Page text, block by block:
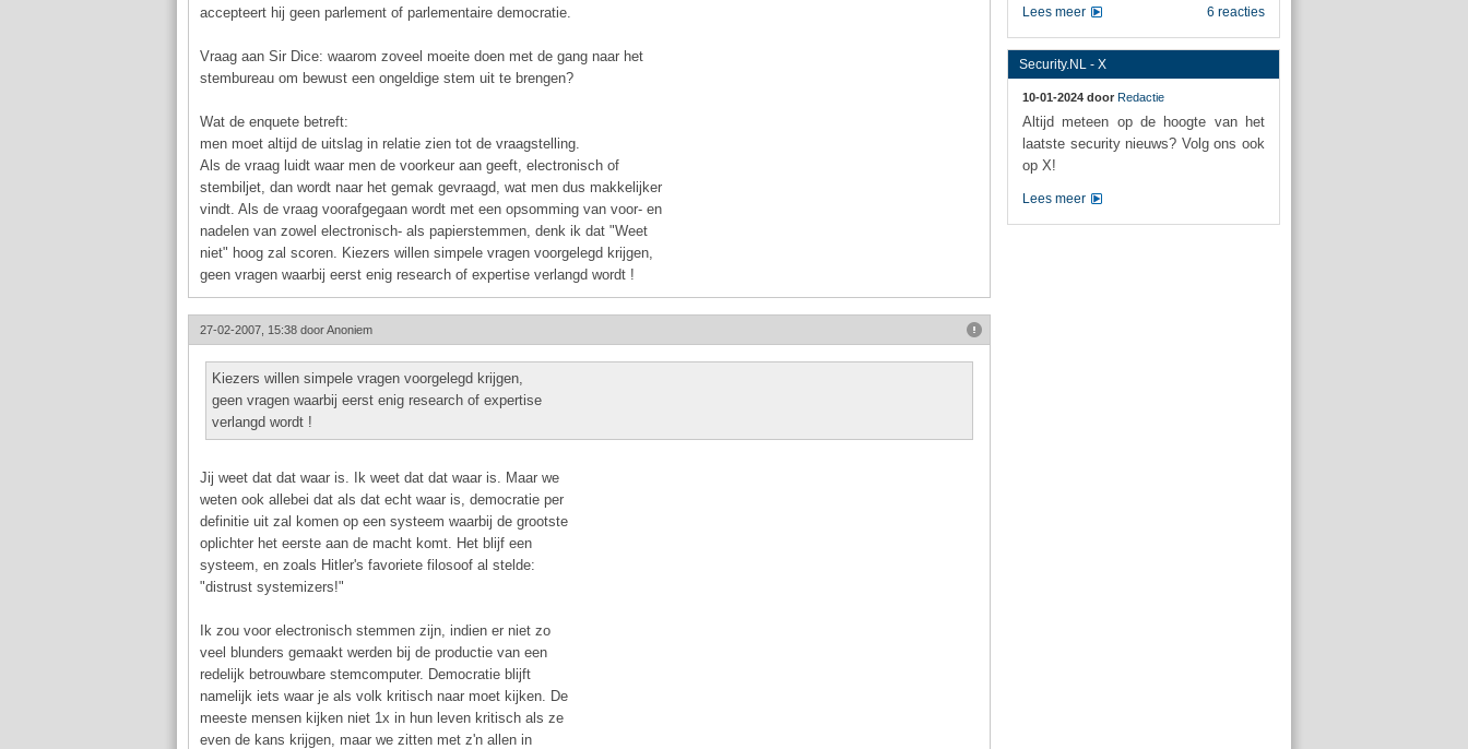
accepteert hij geen parlement of parlementaire democratie.
Vraag aan Sir Dice: waarom zoveel moeite doen met de gang naar het
stembureau om bewust een ongeldige stem uit te brengen?
Wat de enquete betreft:
men moet altijd de uitslag in relatie zien tot de vraagstelling.
Als de vraag luidt waar men de voorkeur aan geeft, electronisch of
stembiljet, dan wordt naar het gemak gevraagd, wat men dus makkelijker
vindt. Als de vraag voorafgegaan wordt met een opsomming van voor- en
nadelen van zowel electronisch- als papierstemmen, denk ik dat "Weet
niet" hoog zal scoren. Kiezers willen simpele vragen voorgelegd krijgen,
geen vragen waarbij eerst enig research of expertise verlangd wordt !
27-02-2007, 15:38 doorAnoniem
Kiezers willen simpele vragen voorgelegd krijgen,
geen vragen waarbij eerst enig research of expertise
verlangd wordt !
Jij weet dat dat waar is. Ik weet dat dat waar is. Maar we
weten ook allebei dat als dat echt waar is, democratie per
definitie uit zal komen op een systeem waarbij de grootste
oplichter het eerste aan de macht komt. Het blijf een
systeem, en zoals Hitler's favoriete filosoof al stelde:
"distrust systemizers!"
Ik zou voor electronisch stemmen zijn, indien er niet zo
veel blunders gemaakt werden bij de productie van een
redelijk betrouwbare stemcomputer. Democratie blijft
namelijk iets waar je als volk kritisch naar moet kijken. De
meeste mensen kijken niet 1x in hun leven kritisch als ze
even de kans krijgen, maar we zitten met z'n allen in
6 reacties
Lees meer
Security.NL - X
10-01-2024 door Redactie
Altijd meteen op de hoogte van het
laatste security nieuws? Volg ons ook
op X!
Lees meer